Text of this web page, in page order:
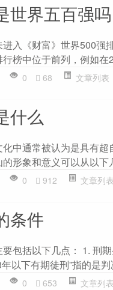
世界五百强吗
入《财富》世界500强
榜中位于前列，例如
0 68 文章列表
什么
中通常被认为是具有
形象和意义可以从以下
0 912 文章列表
条件
包括以下几点： 1. 刑
以下有期徒刑”指的是
0 653 文章列表